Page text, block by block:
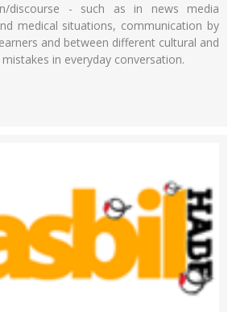
discourse - such as in news media
medical situations, communication by
and between different cultural and
in everyday conversation.